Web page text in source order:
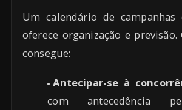
Um calendário de
oferece organização e previsão.
consegue:
Antecipar-se à
com antecedência